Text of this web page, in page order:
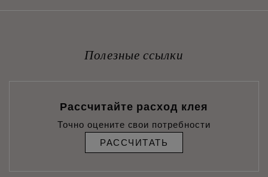
Полезные ссылки
Рассчитайте расход клея
Точно оцените свои потребности
РАССЧИТАТЬ